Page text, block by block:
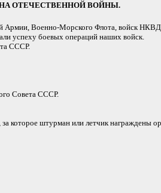
ОТЕЧЕСТВЕННОЙ ВОЙНЫ.
Военно-Морского Флота, войск
успеху боевых операций наших войск.
СССР.
Совета СССР.
которое штурман или летчик награждены